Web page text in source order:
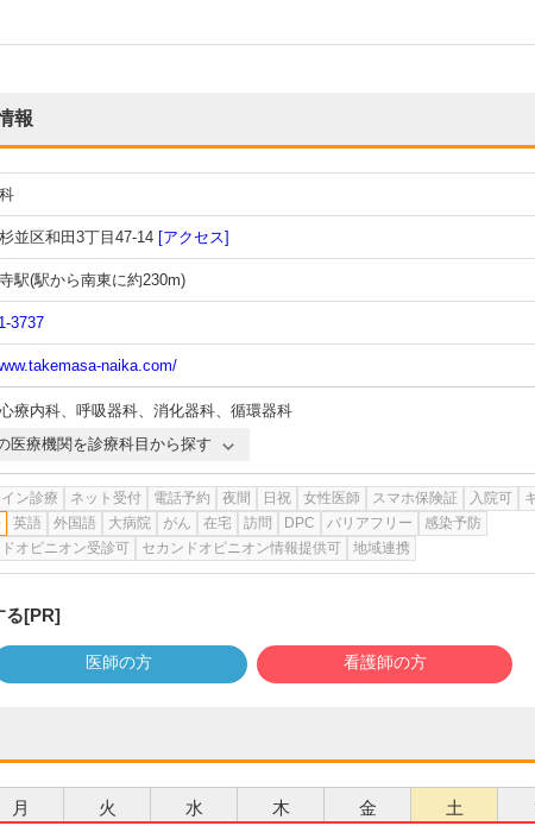
報
並区和田3丁目47-14 [アクセス]
駅(駅から南東に約230m)
3737
naika.com/
心療内科、 呼吸器科、 消化器科、 循環器科
医療機関を診療科目から探す
ン診療 ネット受付 電話予約 夜間 日祝 女性医師 スマホ保険証 入院可
英語 外国語 大病院 がん 在宅 訪問 DPC バリアフリー
感染予防
オピニオン受診可
セカンドオピニオン情報提供可 地域連携
る[PR]
医師の方 看護師の方
月 火 水 木 金 土